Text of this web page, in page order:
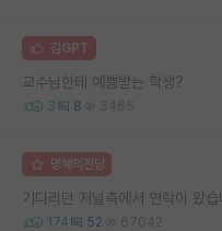
김GPT
교수님한테 예쁨받는 학생?
3 8 3465
명예의전당
기다리던 저널측에서 연락이 왔
174 52 67042